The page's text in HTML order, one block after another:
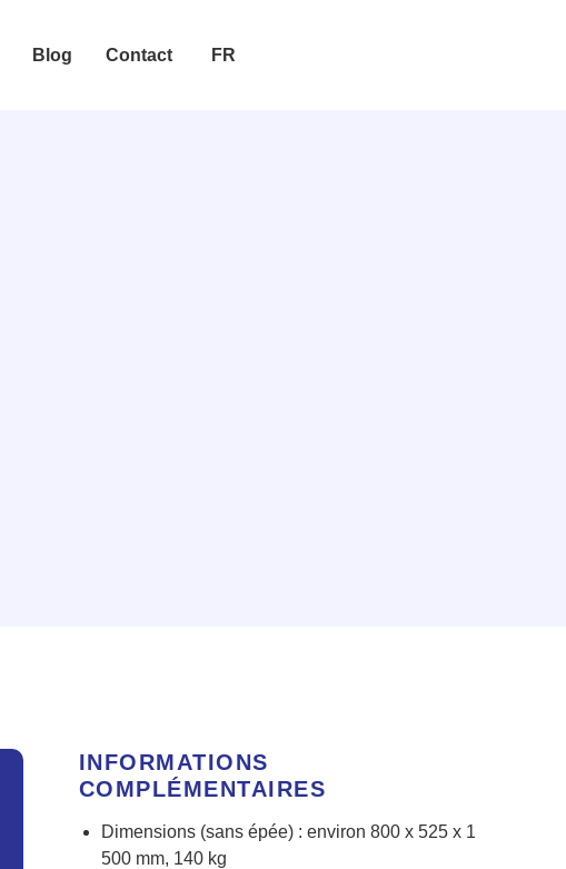
Blog Contact FR
INFORMATIONS
COMPLÉMENTAIRES
Dimensions (sans épée) : environ 800 x 525 x 1
500 mm, 140 kg